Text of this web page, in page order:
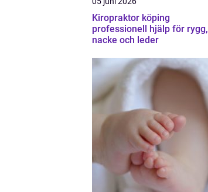
Kiropraktor köping
professionell hjälp för rygg,
nacke och leder